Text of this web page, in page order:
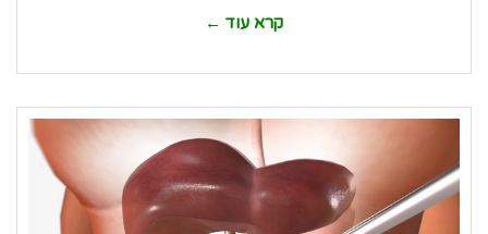
קרא עוד ←